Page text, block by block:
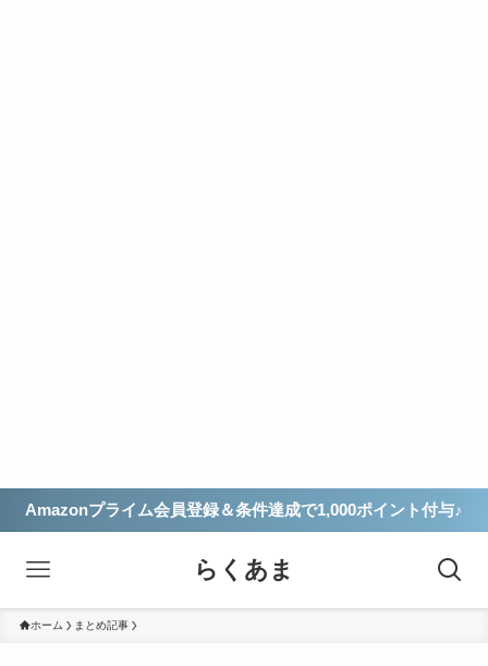
Amazonプライム会員登録＆条件達成で1,000ポイント付与♪
らくあま
ホーム まとめ記事